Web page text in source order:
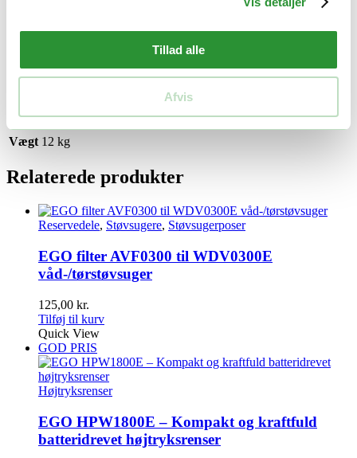
Tillad alle
Afvis
effektiv og fleksibel køleløsning. Uanset om det er til hjemmebrug,
Bemærk: Batteri og oplader medfølger ikke og skal købes separat.
Yderligere information
Vægt 12 kg
Relaterede produkter
Reservedele, Støvsugere, Støvsugerposer
EGO filter AVF0300 til WDV0300E
våd-/tørstøvsuger
125,00 kr.
Tilføj til kurv
Quick View
GOD PRIS
Højtryksrenser
EGO HPW1800E – Kompakt og kraftfuld
batteridrevet højtryksrenser